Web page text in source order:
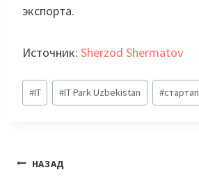
экспорта.
Источник: Sherzod Shermatov
Метки
записи:
#IT #IT Park Uzbekistan #стартап
Навигация
НАЗАД